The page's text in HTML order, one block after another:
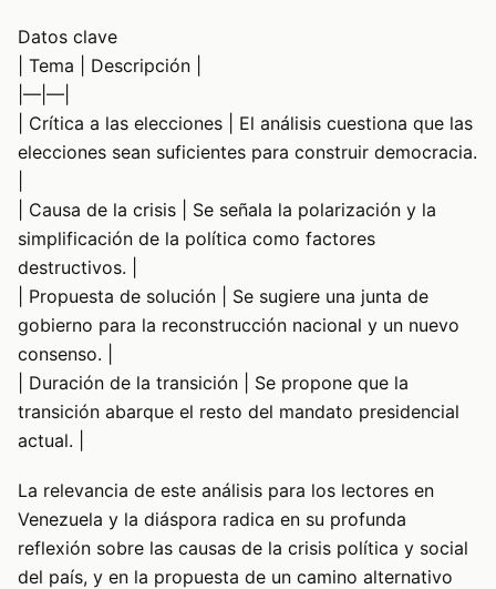
Datos clave
| Tema | Descripción |
|—|—|
| Crítica a las elecciones | El análisis cuestiona que las
elecciones sean suficientes para construir democracia.
| Causa de la crisis | Se señala la polarización y la
simplificación de la política como factores
destructivos. |
| Propuesta de solución | Se sugiere una junta de
gobierno para la reconstrucción nacional y un nuevo
consenso. |
| Duración de la transición | Se propone que la
transición abarque el resto del mandato presidencial
actual. |
La relevancia de este análisis para los lectores en
Venezuela y la diáspora radica en su profunda
reflexión sobre las causas de la crisis política y social
del país, y en la propuesta de un camino alternativo